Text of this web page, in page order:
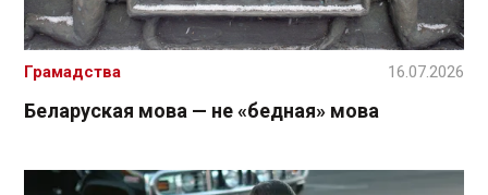
Беларуская мова — не «бедная» мова
Грамадства 16.07.2026